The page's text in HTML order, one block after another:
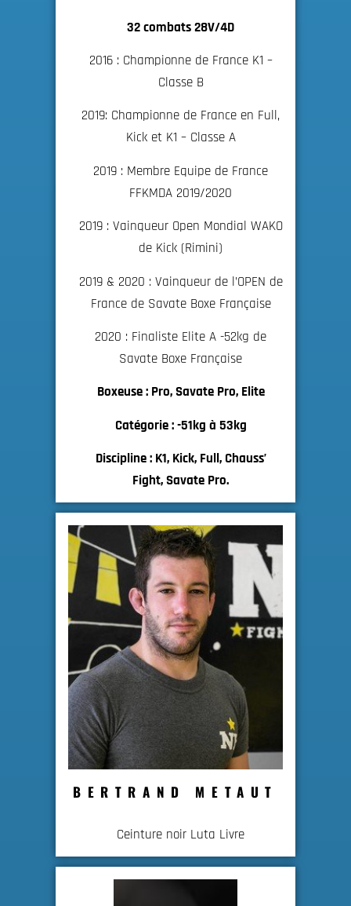
32 combats 28V/4D
2016 : Championne de France K1 –
Classe B
2019: Championne de France en Full,
Kick et K1 – Classe A
2019 : Membre Equipe de France
FFKMDA 2019/2020
2019 : Vainqueur Open Mondial WAKO
de Kick (Rimini)
2019 & 2020 : Vainqueur de l’OPEN de
France de Savate Boxe Française
2020 : Finaliste Elite A -52kg de
Savate Boxe Française
Boxeuse : Pro, Savate Pro, Elite
Catégorie : -51kg à 53kg
Discipline : K1, Kick, Full, Chauss’
Fight, Savate Pro.
BERTRAND METAUT
Ceinture noir Luta Livre